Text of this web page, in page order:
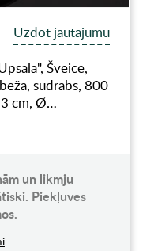
Uzdot jautājumu
Šveice,
sudrabs, 800
cm, Ø…
un likmju
Piekļuves